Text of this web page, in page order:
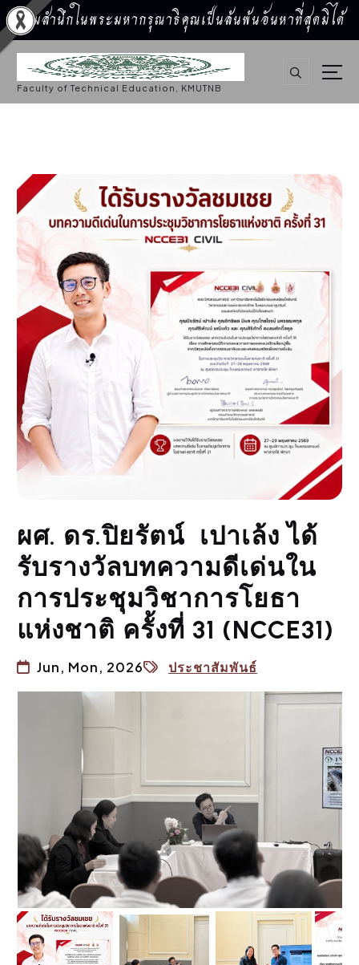
น้อมสำนึกในพระมหากรุณาธิคุณเป็นล้นพ้นอันหาที่สุดมิได้
S
k
o
Faculty of Technical Education, KMUTNB
ผศ. ดร.ปิยรัตน์ เปาเล้ง ได้
รับรางวัลบทความดีเด่นใน
การประชุมวิชาการโยธา
แห่งชาติ ครั้งที่ 31 (NCCE31)
Jun, Mon, 2026 ประชาสัมพันธ์